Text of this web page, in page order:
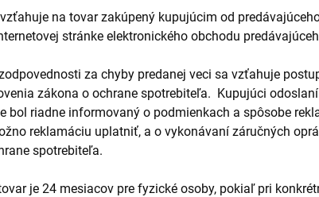
na tovar zakúpený kupujúcim od
stránke elektronického obchodu
za chyby predanej veci sa vzťahuje
zákona o ochrane spotrebiteľa. Kupujúci
bol riadne informovaný o podmienkach a spôsobe
reklamáciu uplatniť, a o vykonávaní záručných
spotrebiteľa.
je 24 mesiacov pre fyzické osoby, pokiaľ pri